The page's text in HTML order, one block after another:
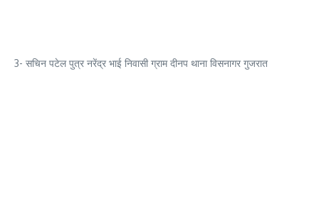
3- सचिन पटेल पुत्र नरेंद्र भाई निवासी ग्राम दीनप थाना विसनागर गुजरात